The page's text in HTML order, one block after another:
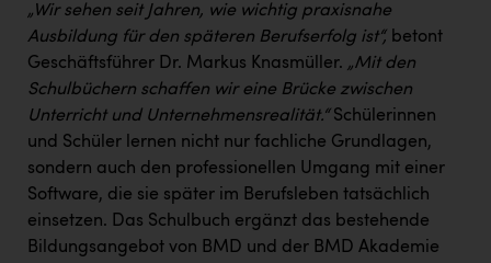
„Wir sehen seit Jahren, wie wichtig praxisnahe
Ausbildung für den späteren Berufserfolg ist“, betont
Geschäftsführer Dr. Markus Knasmüller. „Mit den
Schulbüchern schaffen wir eine Brücke zwischen
Unterricht und Unternehmensrealität.“Schülerinnen
und Schüler lernen nicht nur fachliche Grundlagen,
sondern auch den professionellen Umgang mit einer
Software, die sie später im Berufsleben tatsächlich
einsetzen. Das Schulbuch ergänzt das bestehende
Bildungsangebot von BMD und der BMD Akademie